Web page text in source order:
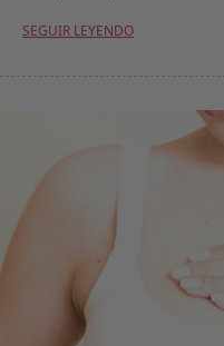
SEGUIR LEYENDO